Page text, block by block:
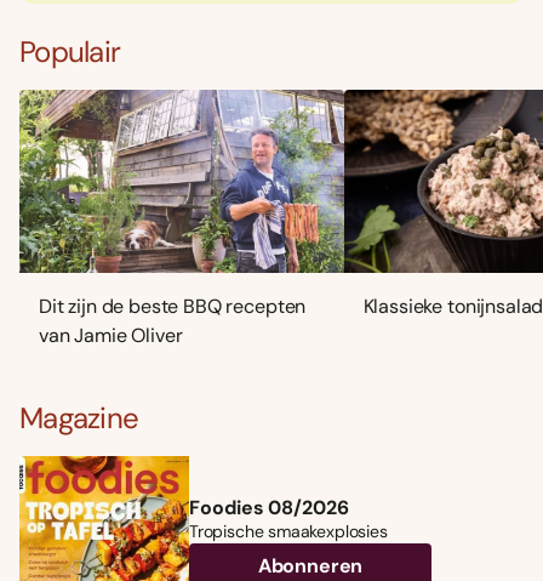
Populair
Dit zijn de beste BBQ recepten
van Jamie Oliver
Klassieke
Magazine
Foodies 08/2026
Tropische smaakexplosies
Abonneren